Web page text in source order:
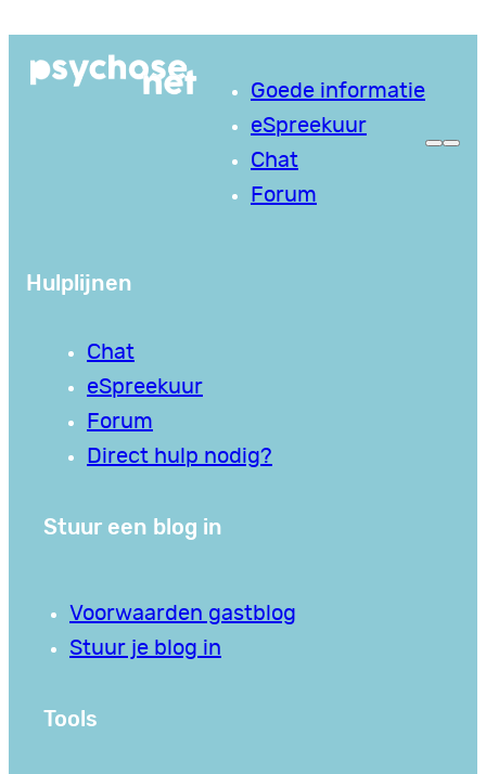
naar
Goede informatie
eSpreekuur
Chat
Forum
Hulplijnen
Chat
eSpreekuur
Forum
Direct hulp nodig?
Stuur een blog in
Voorwaarden gastblog
Stuur je blog in
Tools